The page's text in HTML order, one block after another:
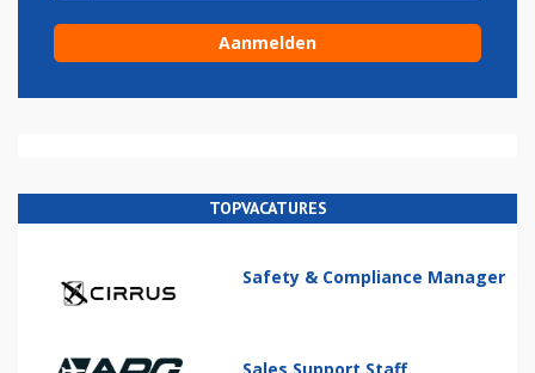
TOPVACATURES
Safety & Compliance Manager
Sales Support Staff